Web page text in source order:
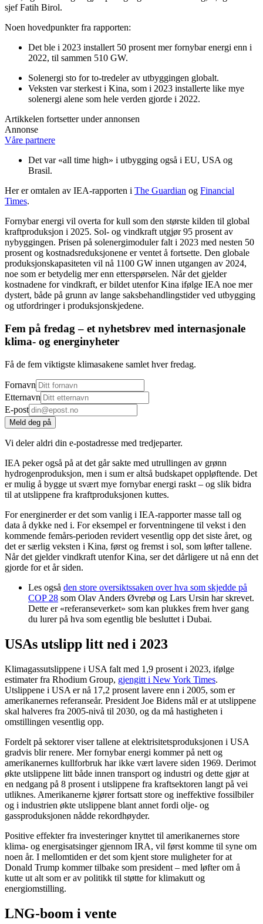
sjef Fatih Birol.
Noen hovedpunkter fra rapporten:
Det ble i 2023 installert 50 prosent mer fornybar energi enn i
2022, til sammen 510 GW.
Solenergi sto for to-tredeler av utbyggingen globalt.
Veksten var sterkest i Kina, som i 2023 installerte like mye
solenergi alene som hele verden gjorde i 2022.
Artikkelen fortsetter under annonsen
Annonse
Våre partnere
Det var «all time high» i utbygging også i EU, USA og
Brasil.
Her er omtalen av IEA-rapporten i The Guardian og Financial
Times.
Fornybar energi vil overta for kull som den største kilden til global
kraftproduksjon i 2025. Sol- og vindkraft utgjør 95 prosent av
nybyggingen. Prisen på solenergimoduler falt i 2023 med nesten 50
prosent og kostnadsreduksjonene er ventet å fortsette. Den globale
produksjonskapasiteten vil nå 1100 GW innen utgangen av 2024,
noe som er betydelig mer enn etterspørselen. Når det gjelder
kostnadene for vindkraft, er bildet utenfor Kina ifølge IEA noe mer
dystert, både på grunn av lange saksbehandlingstider ved utbygging
og utfordringer i produksjonskjedene.
Fem på fredag – et nyhetsbrev med internasjonale
klima- og energinyheter
Få de fem viktigste klimasakene samlet hver fredag.
Fornavn
Etternavn
E-post
Meld deg på
Vi deler aldri din e-postadresse med tredjeparter.
IEA peker også på at det går sakte med utrullingen av grønn
hydrogenproduksjon, men i sum er altså budskapet oppløftende. Det
er mulig å bygge ut svært mye fornybar energi raskt – og slik bidra
til at utslippene fra kraftproduksjonen kuttes.
For energinerder er det som vanlig i IEA-rapporter masse tall og
data å dykke ned i. For eksempel er forventningene til vekst i den
kommende femårs-perioden revidert vesentlig opp det siste året, og
det er særlig veksten i Kina, først og fremst i sol, som løfter tallene.
Når det gjelder vindkraft utenfor Kina, ser det dårligere ut nå enn det
gjorde for et år siden.
Les også den store oversiktssaken over hva som skjedde på
COP 28 som Olav Anders Øvrebø og Lars Ursin har skrevet.
Dette er «referanseverket» som kan plukkes frem hver gang
du lurer på hva som egentlig ble besluttet i Dubai.
USAs utslipp litt ned i 2023
Klimagassutslippene i USA falt med 1,9 prosent i 2023, ifølge
estimater fra Rhodium Group, gjengitt i New York Times.
Utslippene i USA er nå 17,2 prosent lavere enn i 2005, som er
amerikanernes referanseår. President Joe Bidens mål er at utslippene
skal halveres fra 2005-nivå til 2030, og da må hastigheten i
omstillingen vesentlig opp.
Fordelt på sektorer viser tallene at elektrisitetsproduksjonen i USA
gradvis blir renere. Mer fornybar energi kommer på nett og
amerikanernes kullforbruk har ikke vært lavere siden 1969. Derimot
økte utslippene litt både innen transport og industri og dette gjør at
en nedgang på 8 prosent i utslippene fra kraftsektoren langt på vei
utliknes. Amerikanerne kjører fortsatt store og ineffektive fossilbiler
og i industrien økte utslippene blant annet fordi olje- og
gassproduksjonen nådde rekordhøyder.
Positive effekter fra investeringer knyttet til amerikanernes store
klima- og energisatsinger gjennom IRA, vil først komme til syne om
noen år. I mellomtiden er det som kjent store muligheter for at
Donald Trump kommer tilbake som president – med løfter om å
kutte ut alt som er av politikk til støtte for klimakutt og
energiomstilling.
LNG-boom i vente